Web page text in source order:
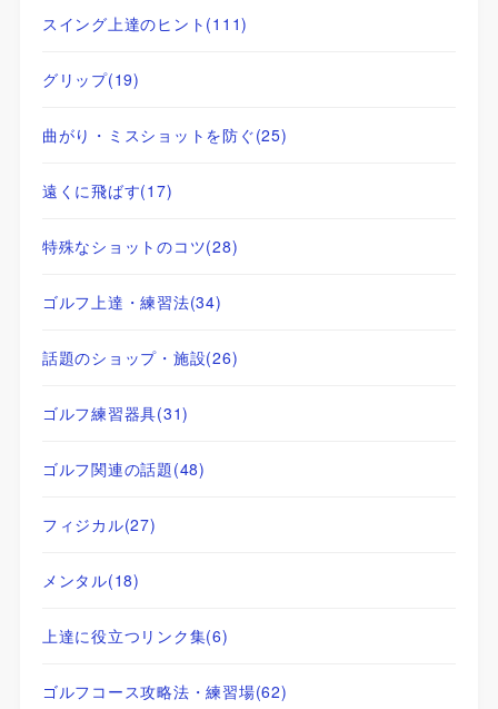
スイング上達のヒント (111)
グリップ(19)
曲がり・ミスショットを防ぐ(25)
遠くに飛ばす(17)
特殊なショットのコツ(28)
ゴルフ上達・練習法(34)
話題のショップ・施設(26)
ゴルフ練習器具(31)
ゴルフ関連の話題(48)
フィジカル(27)
メンタル(18)
上達に役立つリンク集(6)
ゴルフコース攻略法・練習場(62)